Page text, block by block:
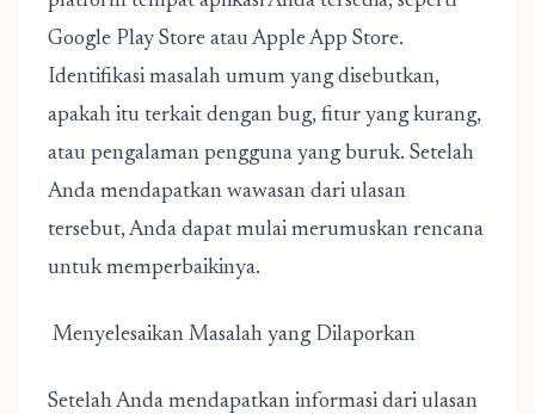
Google Play Store atau Apple App Store.
Identifikasi masalah umum yang disebutkan,
apakah itu terkait dengan bug, fitur yang kurang,
atau pengalaman pengguna yang buruk. Setelah
Anda mendapatkan wawasan dari ulasan
tersebut, Anda dapat mulai merumuskan rencana
untuk memperbaikinya.
Menyelesaikan Masalah yang Dilaporkan
Setelah Anda mendapatkan informasi dari ulasan